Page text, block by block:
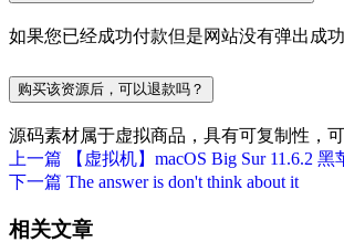
如果您已经成功付款但是网站没有弹出成
购买该资源后，可以退款吗？
源码素材属于虚拟商品，具有可复制性，
上一篇
【虚拟机】macOS Big Sur 11.6.2
下一篇 The answer is don't think about it
相关文章